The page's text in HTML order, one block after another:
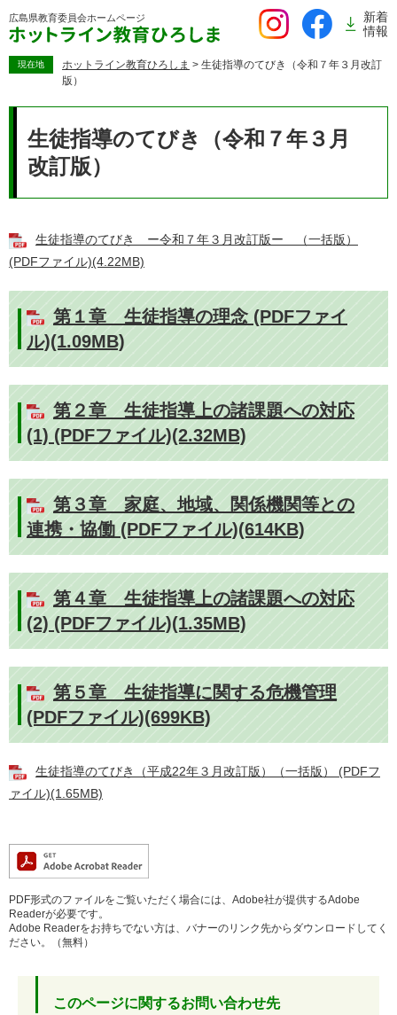
ー
広島県教育委員会ホームページ
新着
情報
現在地 ホットライン教育ひろしま > 生徒指導のてびき（令和７年３月改訂
版）
生徒指導のてびき（令和７年３月
改訂版）
生徒指導のてびき ー令和７年３月改訂版ー （一括版）
(PDFファイル)(4.22MB)
第１章 生徒指導の理念 (PDFファイ
ル)(1.09MB)
第２章 生徒指導上の諸課題への対応
(1) (PDFファイル)(2.32MB)
第３章 家庭、地域、関係機関等との
連携・協働 (PDFファイル)(614KB)
第４章 生徒指導上の諸課題への対応
(2) (PDFファイル)(1.35MB)
第５章 生徒指導に関する危機管理
(PDFファイル)(699KB)
生徒指導のてびき（平成22年３月改訂版）（一括版） (PDFフ
ァイル)(1.65MB)
PDF形式のファイルをご覧いただく場合には、Adobe社が提供するAdobe
Readerが必要です。
Adobe Readerをお持ちでない方は、バナーのリンク先からダウンロードしてく
ださい。（無料）
このページに関するお問い合わせ先